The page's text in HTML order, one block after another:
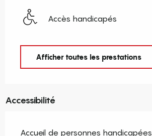
Accès handicapés
Afficher toutes les prestations
Accessibilité
Accueil de personnes handicapées